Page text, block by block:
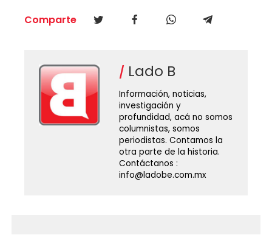
Comparte
Lado B
Información, noticias,
investigación y
profundidad, acá no somos
columnistas, somos
periodistas. Contamos la
otra parte de la historia.
Contáctanos :
info@ladobe.com.mx